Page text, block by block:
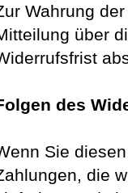
Wahrung
über
des
Sie
die